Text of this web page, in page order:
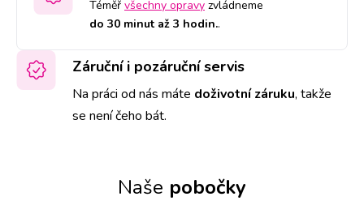
Téměř všechny opravy zvládneme
do 30 minut až 3 hodin..
Záruční i pozáruční servis
Na práci od nás máte doživotní záruku, takže
se není čeho bát.
Naše pobočky